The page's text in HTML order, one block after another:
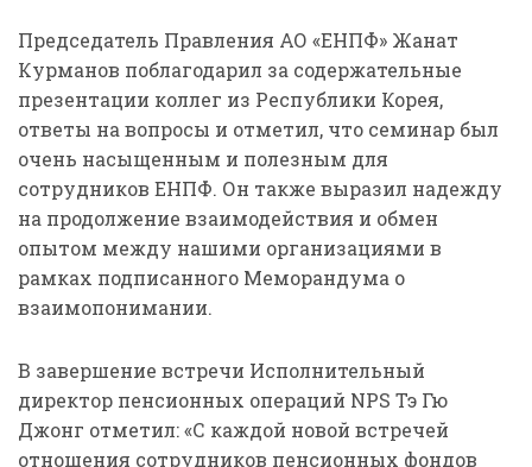
Председатель Правления АО «ЕНПФ» Жанат
Курманов поблагодарил за содержательные
презентации коллег из Республики Корея,
ответы на вопросы и отметил, что семинар был
очень насыщенным и полезным для
сотрудников ЕНПФ. Он также выразил надежду
на продолжение взаимодействия и обмен
опытом между нашими организациями в
рамках подписанного Меморандума о
взаимопонимании.
В завершение встречи Исполнительный
директор пенсионных операций NPS Тэ Гю
Джонг отметил: «С каждой новой встречей
отношения сотрудников пенсионных фондов